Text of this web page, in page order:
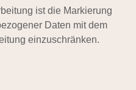
ist die Markierung
Daten mit dem
einzuschränken.